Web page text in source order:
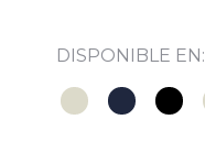
DISPONIBLE EN: